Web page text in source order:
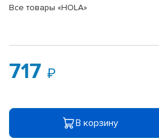
Все товары «HOLA»
717
В корзину